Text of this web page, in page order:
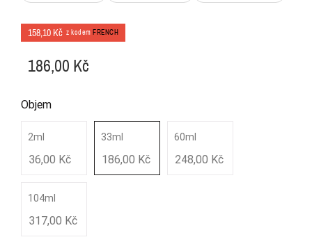
158,10 Kč z kodem FRENCH
186,00 Kč
Objem
2ml
36,00 Kč
33ml
186,00 Kč
60ml
248,00 Kč
104ml
317,00 Kč